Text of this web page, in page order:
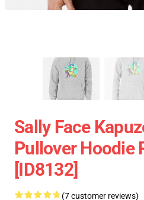
Sally Face
Pullover Hoodie
[ID8132]
(7 customer reviews)